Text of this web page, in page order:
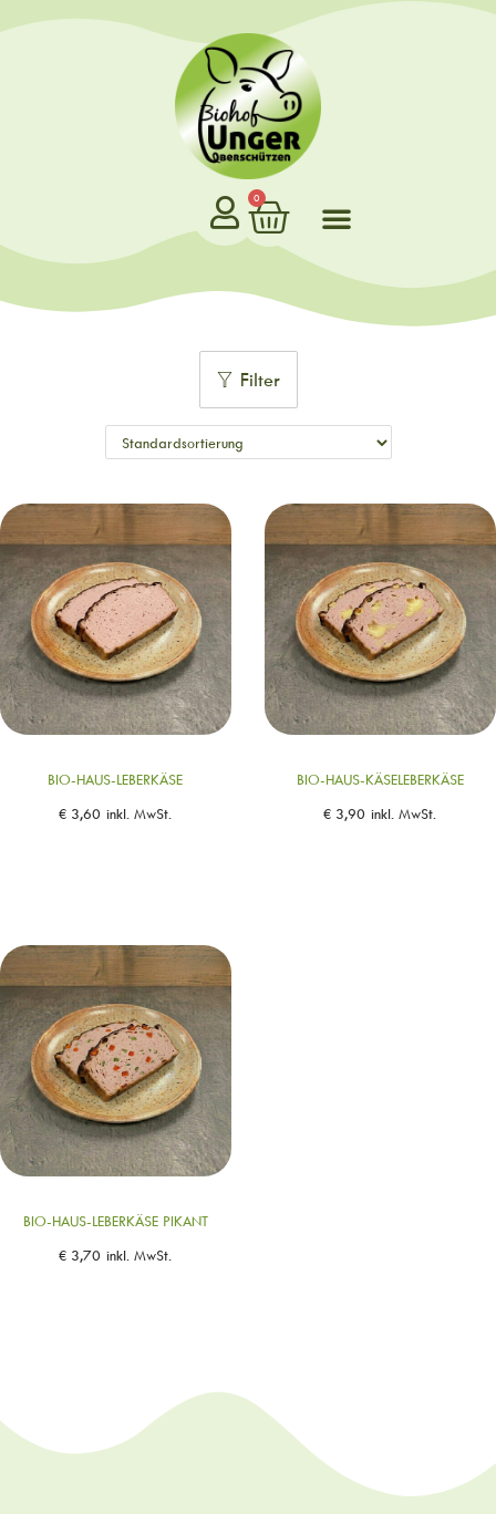
0
Filter
BIO-HAUS-LEBERKÄSE
€ 3,60 inkl. MwSt.
BIO-HAUS-KÄSELEBERKÄSE
€ 3,90 inkl. MwSt.
BIO-HAUS-LEBERKÄSE PIKANT
€ 3,70 inkl. MwSt.